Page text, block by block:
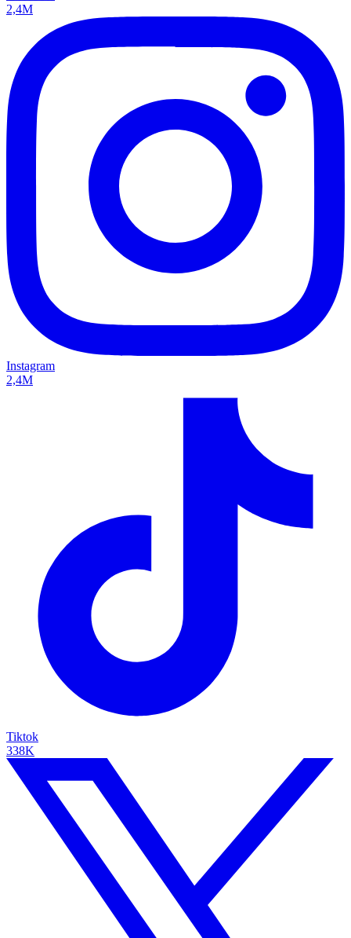
2,4M
Instagram
2,4M
Tiktok
338K